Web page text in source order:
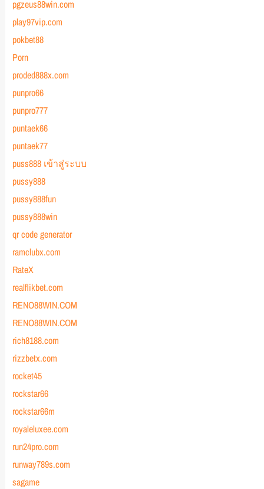
pgzeus88win.com
play97vip.com
pokbet88
Porn
proded888x.com
punpro66
punpro777
puntaek66
puntaek77
puss888 เข้าสู่ระบบ
pussy888
pussy888fun
pussy888win
qr code generator
ramclubx.com
RateX
realflikbet.com
RENO88WIN.COM
RENO88WIN.COM
rich8188.com
rizzbetx.com
rocket45
rockstar66
rockstar66m
royaleluxee.com
run24pro.com
runway789s.com
sagame